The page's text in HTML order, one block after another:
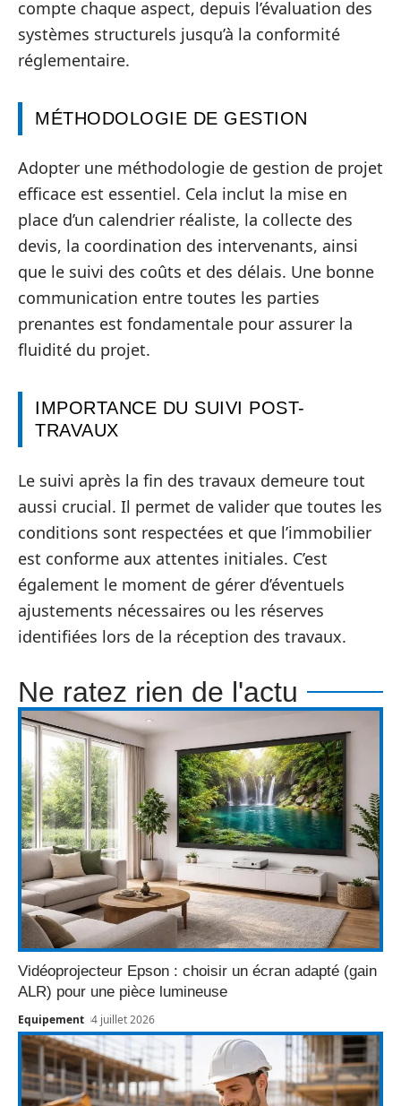
compte chaque aspect, depuis l’évaluation des
systèmes structurels jusqu’à la conformité
réglementaire.
MÉTHODOLOGIE DE GESTION
Adopter une méthodologie de gestion de projet
efficace est essentiel. Cela inclut la mise en
place d’un calendrier réaliste, la collecte des
devis, la coordination des intervenants, ainsi
que le suivi des coûts et des délais. Une bonne
communication entre toutes les parties
prenantes est fondamentale pour assurer la
fluidité du projet.
IMPORTANCE DU SUIVI POST-
TRAVAUX
Le suivi après la fin des travaux demeure tout
aussi crucial. Il permet de valider que toutes les
conditions sont respectées et que l’immobilier
est conforme aux attentes initiales. C’est
également le moment de gérer d’éventuels
ajustements nécessaires ou les réserves
identifiées lors de la réception des travaux.
Ne ratez rien de l'actu
Vidéoprojecteur Epson : choisir un écran adapté (gain
ALR) pour une pièce lumineuse
Equipement 4 juillet 2026